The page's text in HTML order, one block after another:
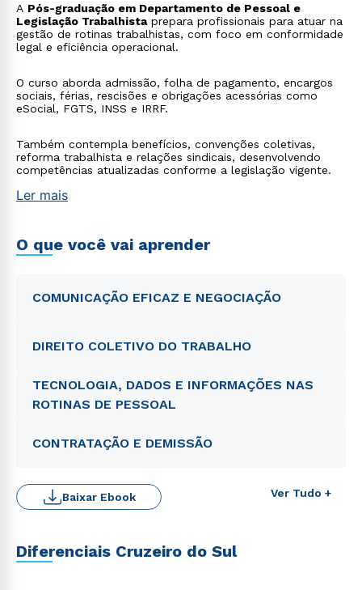
A Pós-graduação em Departamento de Pessoal e
Legislação Trabalhistaprepara profissionais para atuar na
gestão de rotinas trabalhistas, com foco em conformidade
legal e eficiência operacional.
O curso aborda admissão, folha de pagamento, encargos
sociais, férias, rescisões e obrigações acessórias como
eSocial, FGTS, INSS e IRRF.
Também contempla benefícios, convenções coletivas,
reforma trabalhista e relações sindicais, desenvolvendo
competências atualizadas conforme a legislação vigente.
Ler mais
O que você vai aprender
COMUNICAÇÃO EFICAZ E NEGOCIAÇÃO
DIREITO COLETIVO DO TRABALHO
TECNOLOGIA, DADOS E INFORMAÇÕES NAS
ROTINAS DE PESSOAL
CONTRATAÇÃO E DEMISSÃO
Ver Tudo +
Baixar Ebook
Diferenciais Cruzeiro do Sul